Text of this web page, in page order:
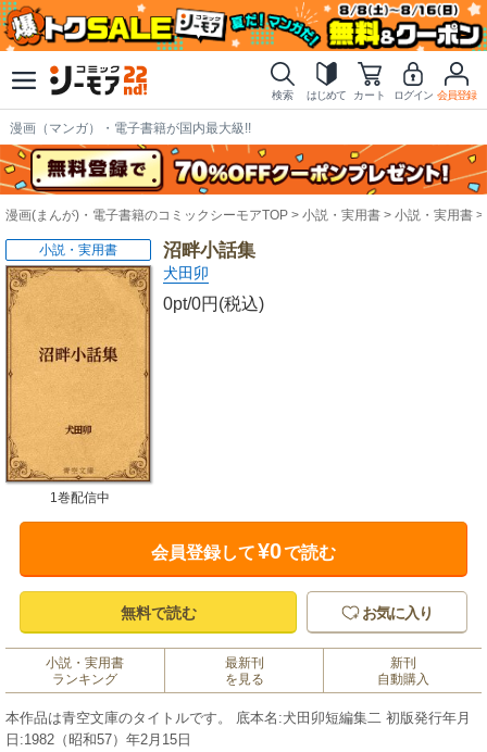
検索 はじめて カート ログイン 会員登録
漫画（マンガ）・電子書籍が国内最大級!!
漫画(まんが)・電子書籍のコミックシーモアTOP 小説・実用書 小説・実用書
沼畔小話集
犬田卯
0pt/0円(税込)
小説・実用書
1巻配信中
会員登録して¥0で読む
無料で読む お気に入り
小説・実用書
ランキング
最新刊
を見る
新刊
自動購入
本作品は青空文庫のタイトルです。 底本名:犬田卯短編集二 初版発行年月
日:1982（昭和57）年2月15日